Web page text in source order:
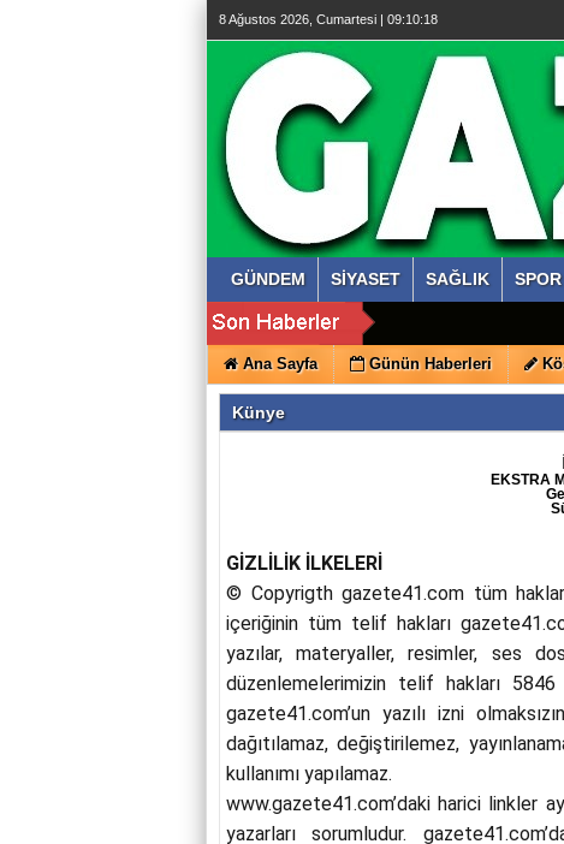
8 Ağustos 2026, Cumartesi | 09:10:19
GÜNDEM SİYASET SAĞLIK SPOR
Ana Sayfa Günün Haberleri
Künye
EKSTRA
GİZLİLİK İLKELERİ
© Copyrigth gazete41.com tüm
içeriğinin tüm telif hakları
yazılar, materyaller, resimler, ses
düzenlemelerimizin telif hakları
gazete41.com’un yazılı izni
dağıtılamaz, değiştirilemez,
kullanımı yapılamaz.
www.gazete41.com’daki harici linkler
yazarları sorumludur. gazete41.com